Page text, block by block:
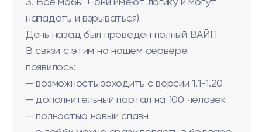
3. Все мобы + они имеют логику и могут
нападать и взрываться)
День назад был проведен полный ВАЙП
В связи с этим на нашем сервере
появилось:
— возможность заходить с версии 1.1-1.20
— дополнительный портал на 100 человек
— полностью новый спавн